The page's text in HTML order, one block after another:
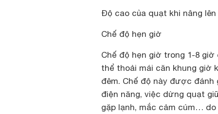
Độ cao của quạt khi nâng
Chế độ hẹn giờ
Chế độ hẹn giờ trong 1-8 giờ
thể thoải mái căn khung giờ
đêm. Chế độ này được
điện năng, việc dừng quạt
gặp lạnh, mắc cảm cúm…